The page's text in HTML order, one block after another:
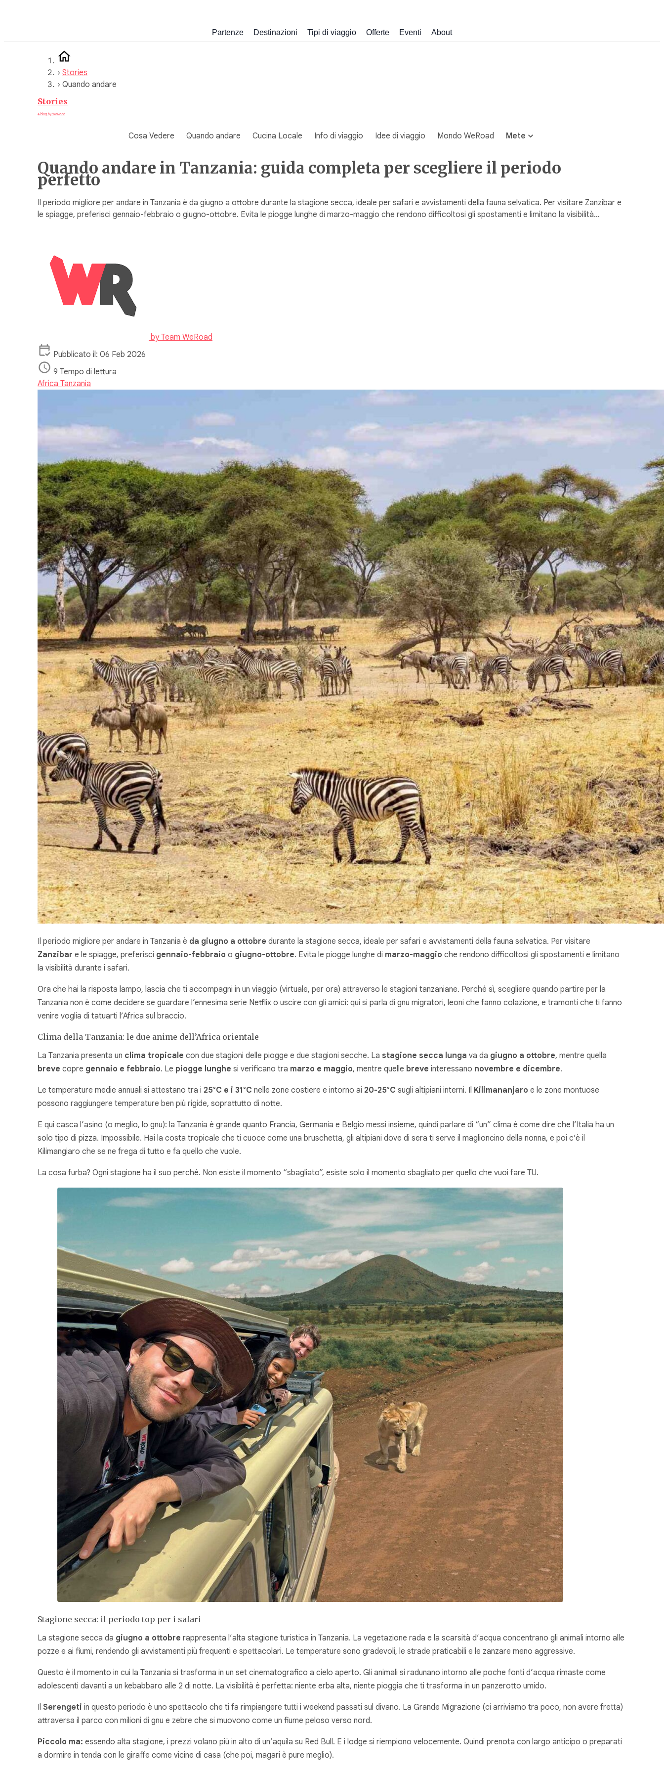
Partenze Destinazioni Tipi di viaggio Offerte Eventi About
› Stories
› Quando andare
Stories
A blog by WeRoad
Cosa Vedere Quando andare Cucina Locale Info di viaggio Idee di viaggio Mondo WeRoad Mete
Quando andare in Tanzania: guida completa per scegliere il periodo
perfetto
Il periodo migliore per andare in Tanzania è da giugno a ottobre durante la stagione secca, ideale per safari e avvistamenti della fauna selvatica. Per visitare Zanzibar e
le spiagge, preferisci gennaio-febbraio o giugno-ottobre. Evita le piogge lunghe di marzo-maggio che rendono difficoltosi gli spostamenti e limitano la visibilità…
byTeam WeRoad
Pubblicato il: 06 Feb 2026
9 Tempo di lettura
Africa Tanzania
Il periodo migliore per andare in Tanzania è da giugno a ottobre durante la stagione secca, ideale per safari e avvistamenti della fauna selvatica. Per visitare
Zanzibar e le spiagge, preferisci gennaio-febbraio o giugno-ottobre. Evita le piogge lunghe di marzo-maggio che rendono difficoltosi gli spostamenti e limitano
la visibilità durante i safari.
Ora che hai la risposta lampo, lascia che ti accompagni in un viaggio (virtuale, per ora) attraverso le stagioni tanzaniane. Perché sì, scegliere quando partire per la
Tanzania non è come decidere se guardare l’ennesima serie Netflix o uscire con gli amici: qui si parla di gnu migratori, leoni che fanno colazione, e tramonti che ti fanno
venire voglia di tatuarti l’Africa sul braccio.
Clima della Tanzania: le due anime dell’Africa orientale
La Tanzania presenta un clima tropicale con due stagioni delle piogge e due stagioni secche. La stagione secca lunga va da giugno a ottobre, mentre quella
breve copre gennaio e febbraio. Le piogge lunghe si verificano tra marzo e maggio, mentre quelle breve interessano novembre e dicembre.
Le temperature medie annuali si attestano tra i 25°C e i 31°C nelle zone costiere e intorno ai 20-25°C sugli altipiani interni. Il Kilimananjaro e le zone montuose
possono raggiungere temperature ben più rigide, soprattutto di notte.
E qui casca l’asino (o meglio, lo gnu): la Tanzania è grande quanto Francia, Germania e Belgio messi insieme, quindi parlare di “un” clima è come dire che l’Italia ha un
solo tipo di pizza. Impossibile. Hai la costa tropicale che ti cuoce come una bruschetta, gli altipiani dove di sera ti serve il maglioncino della nonna, e poi c’è il
Kilimangiaro che se ne frega di tutto e fa quello che vuole.
La cosa furba? Ogni stagione ha il suo perché. Non esiste il momento “sbagliato”, esiste solo il momento sbagliato per quello che vuoi fare TU.
Stagione secca: il periodo top per i safari
La stagione secca da giugno a ottobre rappresenta l’alta stagione turistica in Tanzania. La vegetazione rada e la scarsità d’acqua concentrano gli animali intorno alle
pozze e ai fiumi, rendendo gli avvistamenti più frequenti e spettacolari. Le temperature sono gradevoli, le strade praticabili e le zanzare meno aggressive.
Questo è il momento in cui la Tanzania si trasforma in un set cinematografico a cielo aperto. Gli animali si radunano intorno alle poche fonti d’acqua rimaste come
adolescenti davanti a un kebabbaro alle 2 di notte. La visibilità è perfetta: niente erba alta, niente pioggia che ti trasforma in un panzerotto umido.
Il Serengeti in questo periodo è uno spettacolo che ti fa rimpiangere tutti i weekend passati sul divano. La Grande Migrazione (ci arriviamo tra poco, non avere fretta)
attraversa il parco con milioni di gnu e zebre che si muovono come un fiume peloso verso nord.
Piccolo ma: essendo alta stagione, i prezzi volano più in alto di un’aquila su Red Bull. E i lodge si riempiono velocemente. Quindi prenota con largo anticipo o preparati
a dormire in tenda con le giraffe come vicine di casa (che poi, magari è pure meglio).